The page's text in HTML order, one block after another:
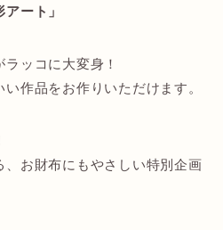
アート」
ッコに大変身！
作品をお作りいただけます。
お財布にもやさしい特別企画